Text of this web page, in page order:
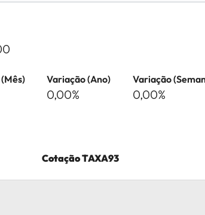
Variação (Ano)
0,00%
Variação
0,00%
CotaçãoTAXA93